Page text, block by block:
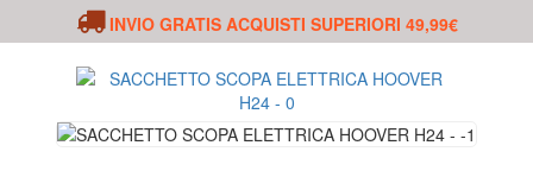
INVIO GRATIS ACQUISTI SUPERIORI 49,99€